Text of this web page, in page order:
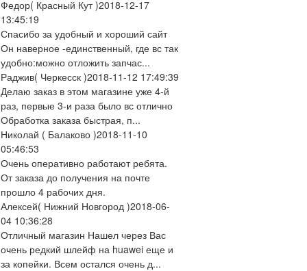
Федор( Красный Кут )2018-12-17
13:45:19
Спасибо за удобный и хороший сайт
Он наверное -единственный, где вс так
удобно:можно отложить запчас...
Раджив( Черкесск )2018-11-12 17:49:39
Делаю заказ в этом магазине уже 4-й
раз, первые 3-и раза было вс отлично
Обработка заказа быстрая, п...
Николай ( Балаково )2018-11-10
05:46:53
Очень оперативно работают ребята.
От заказа до получения на почте
прошло 4 рабочих дня.
Алексей( Нижний Новгород )2018-06-
04 10:36:28
Отличный магазин Нашел через Вас
очень редкий шлейф на huawei еще и
за копейки. Всем остался очень д...